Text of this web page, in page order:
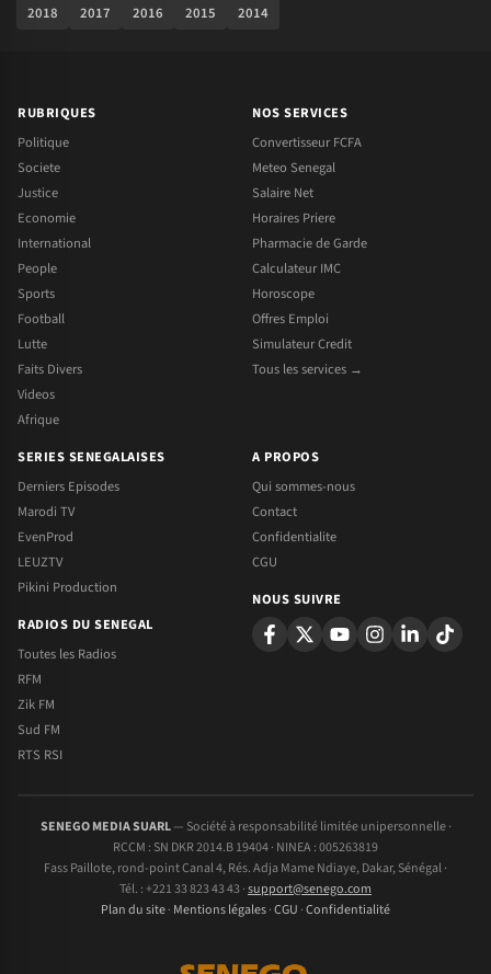
2018
2017 2016 2015 2014
RUBRIQUES
Politique
Societe
Justice
Economie
International
People
Sports
Football
Lutte
Faits Divers
Videos
Afrique
NOS SERVICES
Convertisseur FCFA
Meteo Senegal
Salaire Net
Horaires Priere
Pharmacie de Garde
Calculateur IMC
Horoscope
Offres Emploi
Simulateur Credit
Tous les services →
SERIES SENEGALAISES
Derniers Episodes
Marodi TV
EvenProd
LEUZTV
Pikini Production
RADIOS DU SENEGAL
Toutes les Radios
RFM
Zik FM
Sud FM
RTS RSI
A PROPOS
Qui sommes-nous
Contact
Confidentialite
CGU
NOUS SUIVRE
SENEGO MEDIA SUARL— Société à responsabilité limitée unipersonnelle ·
RCCM : SN DKR 2014.B 19404 · NINEA : 005263819
Fass Paillote, rond-point Canal 4, Rés. Adja Mame Ndiaye, Dakar, Sénégal ·
Tél. : +221 33 823 43 43 ·support@senego.com
Plan du site· Mentions légales·CGU ·Confidentialité